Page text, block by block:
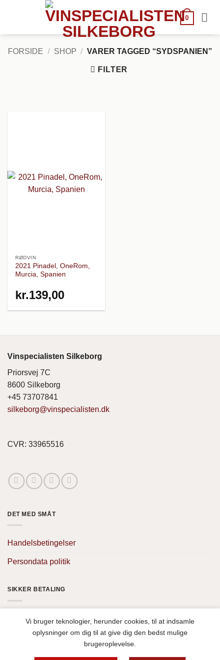
0
FORSIDE / SHOP / VARER TAGGED “SYDSPANIEN”
FILTER
RØDVIN
2021 Pinadel, OneRom,
Murcia, Spanien
kr.139,00
Vinspecialisten Silkeborg
Priorsvej 7C
8600 Silkeborg
+45 73707841
silkeborg@vinspecialisten.dk
CVR: 33965516
DET MED SMÅT
Handelsbetingelser
Persondata politik
SIKKER BETALING
Vi bruger teknologier, herunder cookies, til at indsamle
oplysninger om dig til at give dig den bedst mulige
brugeroplevelse.